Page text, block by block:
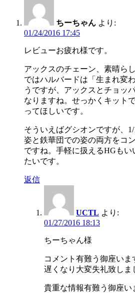
ちーちゃん より:
01/24/2016 17:45
レビューお疲れ様です。
アックスのチェーン、素晴ら
ではハルバードは「生まれ変
うですが、アックスとチョッ
なりますね。せっかくキット
ってほしいです。
そういえばグシオンですが、
姿と鉄華団での姿の両方をコ
ですね。手軽に扱えるHGも
たいです。
返信
UCTL より:
01/27/2016 18:13
ちーちゃん様
コメント有難う御座いま
遅くなり大変失礼致しま
貴重な情報有難う御座い